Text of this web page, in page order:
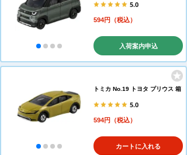
5.0
594円（税込）
入荷案内申込
トミカ No.19 トヨタ プリウス 箱
5.0
594円（税込）
カートに入れる